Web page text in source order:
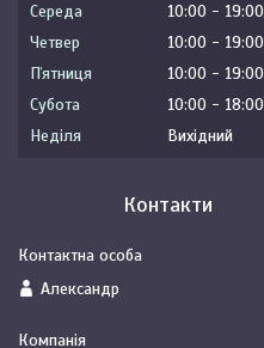
Середа
10:00
19:00
Четвер
10:00
19:00
Пʼятниця
10:00
19:00
Субота
10:00
18:00
Неділя
Вихідний
Контакти
Александр